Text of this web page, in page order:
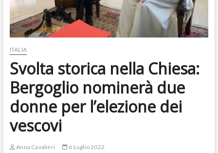
ITALIA
Svolta storica nella Chiesa:
Bergoglio nominerà due
donne per l’elezione dei
vescovi
Anna Cavalieri 6 Luglio 2022